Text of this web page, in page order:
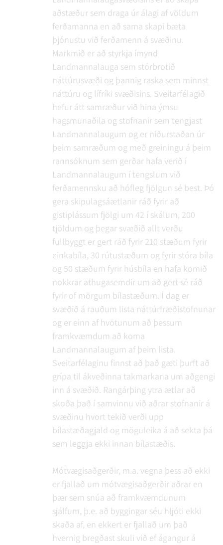
aðstæður sem draga úr álagi af völdum
ferðamanna en að sama skapi bæta
þjónustu við ferðamenn á svæðinu.
Markmið er að styrkja ímynd
Landmannalauga sem stórbrotið
náttúrusvæði og þannig raska sem minnst
náttúru og lífríki svæðisins. Sveitarfélagið
hefur átt samræður við hina ýmsu
hagsmunaðila og stofnanir sem tengjast
Landmannalaugum og er niðurstaðan úr
þeim samræðum og með greiningu á þeim
rannsóknum sem gerðar hafa verið í
Landmannalaugum í tengslum við
ferðamennsku að hófleg fjölgun sé best. Þó
gera skipulagsáætlanir ráð fyrir að
gistiplássum fjölgi um 42 í skálum, 200
tjöldum og þegar svæðið allt verðu
fullbyggt er gert ráð fyrir 210 stæðum fyrir
einkabíla, 30 rútustæðum og fyrir stóra bíla
og 50 stæðum fyrir húsbíla en hafa komið
nokkrar athugasemdir um að gert sé ráð
fyrir of mörgum bílastæðum. Í dag er
svæðið á rauðum lista náttúrfræðistofnunar
og er einn af hvötunum að þessum
framkvæmdum að koma
Landmannalaugum af þeim lista.
Sveitarfélaginu finnst að það gæti þurft að
grípa til ákveðinna takmarkana um aðgengi
inn á svæðið. Rangárþing ytra ætlar að
skoða það í samvinnu við aðrar stofnanir á
svæðinu hvort tekið verði upp
bílastæðagjald og möguleika á að sekta þá
sem leggja ekki innan bílastæðis.
Mótvægisaðgerðir, m.a. vegna þess að ekki
er fjallað um mótvægisaðgerðir aðrar en
þær sem snúa að framkvæmdunum
sjálfum, þ.e. að byggingar séu hljóti ekki
skaða af, en ekkert er fjallað um það
hvernig bregðast skuli við ef ágangur á